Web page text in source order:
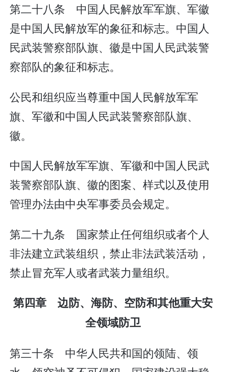
第二十八条 中国人民解放军军旗、军徽
是中国人民解放军的象征和标志。中国人
民武装警察部队旗、徽是中国人民武装警
察部队的象征和标志。
公民和组织应当尊重中国人民解放军军
旗、军徽和中国人民武装警察部队旗、
徽。
中国人民解放军军旗、军徽和中国人民武
装警察部队旗、徽的图案、样式以及使用
管理办法由中央军事委员会规定。
第二十九条 国家禁止任何组织或者个人
非法建立武装组织，禁止非法武装活动，
禁止冒充军人或者武装力量组织。
第四章 边防、海防、空防和其他重大安
全领域防卫
第三十条 中华人民共和国的领陆、领